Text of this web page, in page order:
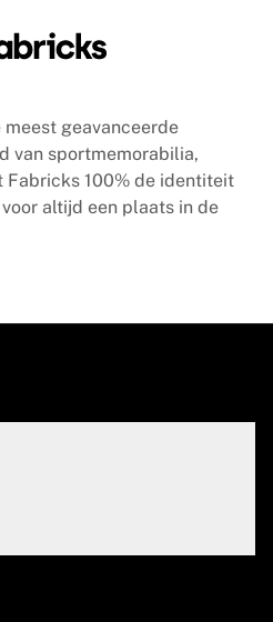
meest geavanceerde
van sportmemorabilia,
Fabricks 100% de identiteit
altijd een plaats in de